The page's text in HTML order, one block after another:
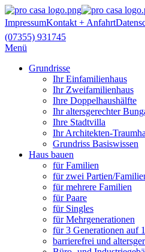
ImpressumKontakt + Anfahrt
(07355) 931745
Menü
Grundrisse
Ihr Einfamilienhaus
Ihr Zweifamilienhaus
Ihre Doppelhaushälfte
Ihr altersgerechter
Ihre Stadtvilla
Ihr Architekten-
Grundriss Basiswissen
Haus bauen
für Familien
für zwei Partien/
für mehrere Familien
für Paare
für Singles
für Mehrgenerationen
für 3 Generationen auf
barrierefrei und